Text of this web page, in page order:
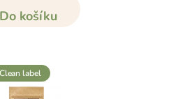
Do košíku
clean label